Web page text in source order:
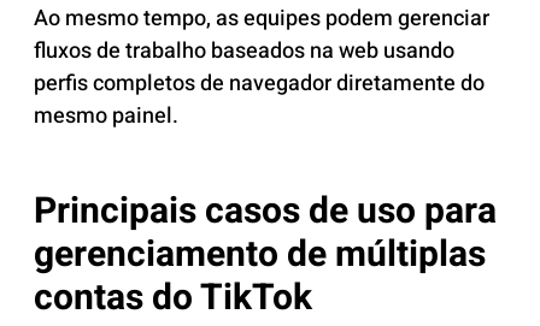
Ao mesmo tempo, as equipes podem gerenciar
fluxos de trabalho baseados na web usando
perfis completos de navegador diretamente do
mesmo painel.
Principais casos de uso para
gerenciamento de múltiplas
contas do TikTok